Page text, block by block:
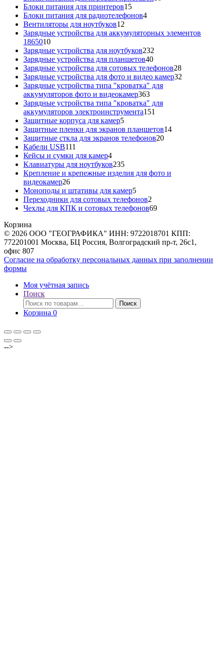
Блоки питания для принтеров1515
товаров
Блоки питания для радиотелефонов44
Вентиляторы для ноутбуков12
товаров
Зарядные устройства для аккумуляторных элементов
186501010
товаров
Зарядные устройства для ноутбуков232
Зарядные устройства для планшетов4040
товаров
Зарядные устройства для сотовых телефонов2828
товаров
Зарядные устройства для фото и видео камер32
Зарядные устройства типа "кроватка" для
аккумуляторов фото и видеокамер363363
товара
Зарядные устройства типа "кроватка" для
аккумуляторов электроинструмента151
Защитные корпуса для камер55
товаров
Защитные пленки для экранов планшетов1414
Защитные сткла для экранов телефонов2020
Кабели USB111
товаров
Кейсы и сумки для камер44
товара
Клавиатуры для ноутбуков235235
товаров
Крепление и крепежные изделия для фото и
видеокамер2626
товаров
Моноподы и штативы для камер55
товаров
Переходники для сотовых телефонов2
товара
Чехлы для КПК и сотовых телефонов6969
Корзина
© 2026 ООО "ГЕОГРАФИКА" ИНН: 9722018701 КПП:
772201001 Москва, БЦ Россия, Волгоградский пр-т, 26с1,
офис 807
Согласие на обработку персональных данных при заполнении
формы
Моя учётная запись
Поиск
Искать:
Поиск
Корзина 0
-->